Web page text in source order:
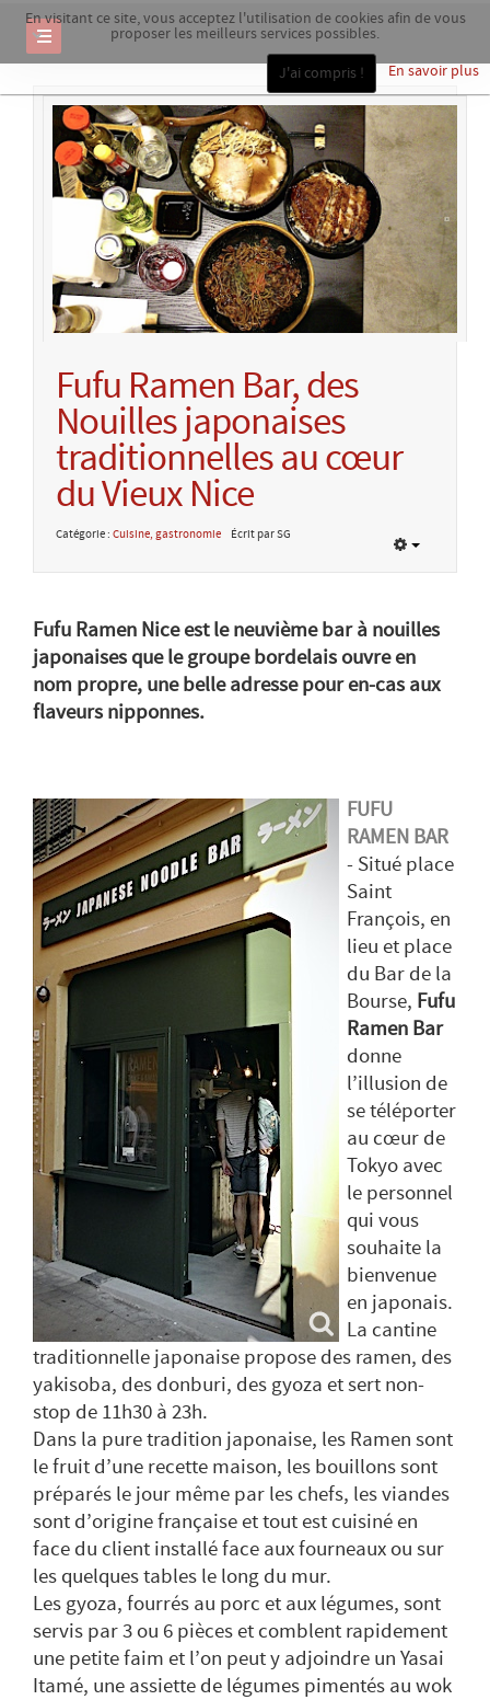
En visitant ce site, vous acceptez l'utilisation de cookies afin de vous
proposer les meilleurs services possibles.
En savoir plus
J'ai compris !
Fufu Ramen Bar, des
Nouilles japonaises
traditionnelles au cœur
du Vieux Nice
Catégorie : Cuisine, gastronomie Écrit par SG
Fufu Ramen Nice est le neuvième bar à nouilles
japonaises que le groupe bordelais ouvre en
nom propre, une belle adresse pour en-cas aux
flaveurs nipponnes.
FUFU
RAMEN BAR
- Situé place
Saint
François, en
lieu et place
du Bar de la
Bourse, Fufu
Ramen Bar
donne
l’illusion de
se téléporter
au cœur de
Tokyo avec
le personnel
qui vous
souhaite la
bienvenue
en japonais.
La cantine
traditionnelle japonaise propose des ramen, des
yakisoba, des donburi, des gyoza et sert non-
stop de 11h30 à 23h.
Dans la pure tradition japonaise, les Ramen sont
le fruit d’une recette maison, les bouillons sont
préparés le jour même par les chefs, les viandes
sont d’origine française et tout est cuisiné en
face du client installé face aux fourneaux ou sur
les quelques tables le long du mur.
Les gyoza, fourrés au porc et aux légumes, sont
servis par 3 ou 6 pièces et comblent rapidement
une petite faim et l’on peut y adjoindre un Yasai
Itamé, une assiette de légumes pimentés au wok